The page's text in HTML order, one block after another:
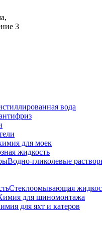
3
вода
для моек
жидкость
Водно-гликолевые
Cтеклоомывающая
для шиномонтажа
для яхт и катеров